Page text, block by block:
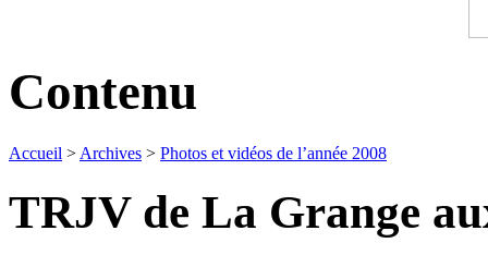
Contenu
Accueil > Archives > Photos et vidéos de l’année 2008
TRJV de La Grange